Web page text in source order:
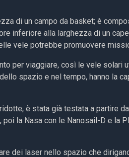
di un campo da basket; è
inferiore alla larghezza di un
vele potrebbe promuovere
per viaggiare, così le vele solari
spazio e nel tempo, hanno la
è stata già testata a partire
la Nasa con le Nanosail-D e la
dei laser nello spazio che